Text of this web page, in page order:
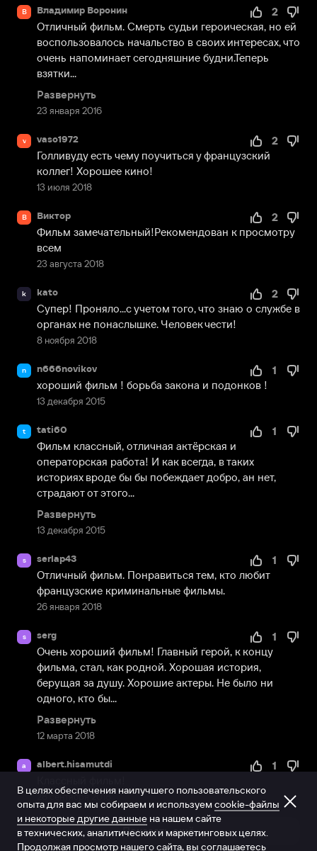
В Владимир Воронин
23 января 2016
2
Отличный фильм. Смерть судьи героическая, но ей
воспользовалось начальство в своих интересах, что
очень напоминает сегодняшние будни.Теперь
взятки...
Развернуть
v vaso1972
13 июля 2018
2
Голливуду есть чему поучиться у французский
коллег! Хорошее кино!
В Виктор
23 августа 2018
2
Фильм замечательный!Рекомендован к просмотру
всем
k kato
8 ноября 2018
2
Супер! Проняло...с учетом того, что знаю о службе в
органах не понаслышке. Человек чести!
n n666novikov
13 декабря 2015
1
хороший фильм ! борьба закона и подонков !
t tati60
13 декабря 2015
1
Фильм классный, отличная актёрская и
операторская работа! И как всегда, в таких
историях вроде бы бы побеждает добро, ан нет,
страдают от этого...
Развернуть
s serlap43
26 января 2018
1
Отличный фильм. Понравиться тем, кто любит
французские криминальные фильмы.
s serg
12 марта 2018
1
Очень хороший фильм! Главный герой, к концу
фильма, стал, как родной. Хорошая история,
берущая за душу. Хорошие актеры. Не было ни
одного, кто бы...
Развернуть
a albert.hisamutdi
28 сентября 2018
1
Показать ещё
В целях обеспечения наилучшего пользовательского
опыта для вас мы собираем и используем cookie-файлы
и некоторые другие данные на нашем сайте
в технических, аналитических и маркетинговых целях.
Продолжая просмотр нашего сайта, вы соглашаетесь